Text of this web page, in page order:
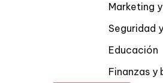
Marketing
Seguridad
Educación
Finanzas y